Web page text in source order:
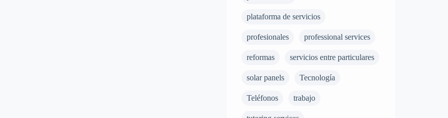
plataforma de servicios
profesionales professional services
reformas servicios entre particulares
solar panels Tecnología
Teléfonos trabajo